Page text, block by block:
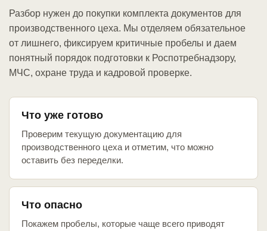
Разбор нужен до покупки комплекта документов для
производственного цеха. Мы отделяем обязательное
от лишнего, фиксируем критичные пробелы и даем
понятный порядок подготовки к Роспотребнадзору,
МЧС, охране труда и кадровой проверке.
Что уже готово
Проверим текущую документацию для
производственного цеха и отметим, что можно
оставить без переделки.
Что опасно
Покажем пробелы, которые чаще всего приводят